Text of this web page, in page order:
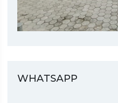
WHATSAPP